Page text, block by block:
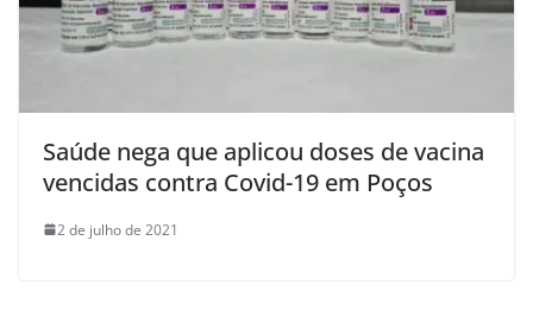
Saúde nega que aplicou doses de vacina
vencidas contra Covid-19 em Poços
2 de julho de 2021